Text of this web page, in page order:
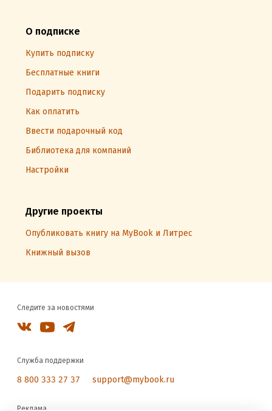
О подписке
Купить подписку
Бесплатные книги
Подарить подписку
Как оплатить
Ввести подарочный код
Библиотека для компаний
Настройки
Другие проекты
Опубликовать книгу на MyBook и Литрес
Книжный вызов
Следите за новостями
Служба поддержки
8 800 333 27 37 support@mybook.ru
Реклама